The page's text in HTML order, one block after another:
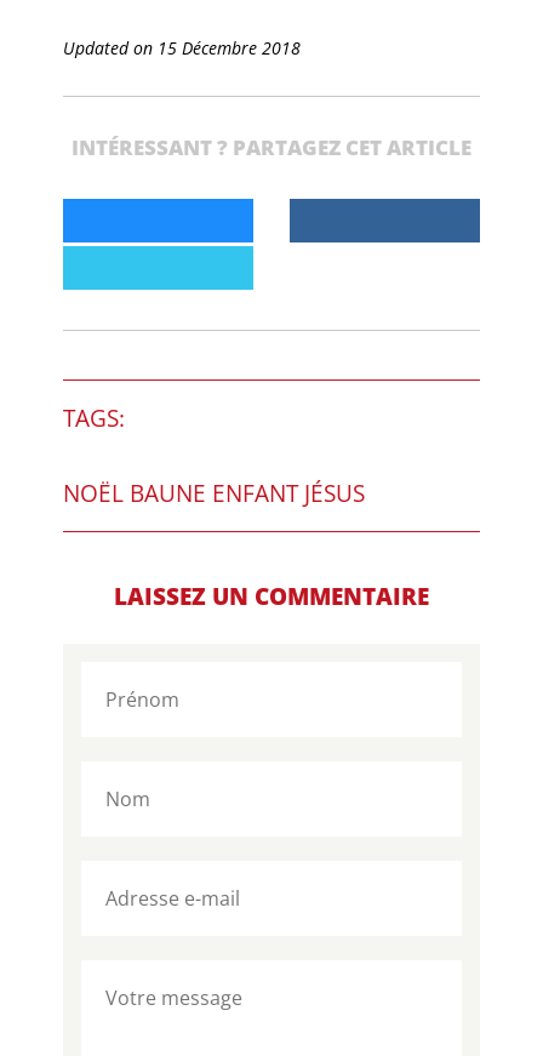
Updated on 15 Décembre 2018
INTÉRESSANT ? PARTAGEZ CET ARTICLE
TAGS:
NOËL BAUNE ENFANT JÉSUS
LAISSEZ UN COMMENTAIRE